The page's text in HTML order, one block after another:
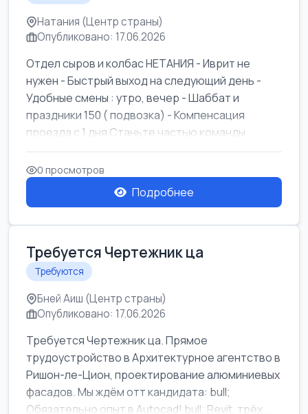
Натания (Центр страны)
Опубликовано: 17.06.2026
Отдел сыров и колбас НЕТАНИЯ - Иврит не
нужен - Быстрый выход на следующий день -
Удобные смены : утро, вечер - Шаббат и
праздники 150 ( подвозка) - Компенсация
проезда с 1 дня Станьте частью команды ...
0 просмотров
Подробнее
Требуется Чертежник ца
Требуются
Бней Аиш (Центр страны)
Опубликовано: 17.06.2026
Требуется Чертежник ца. Прямое
трудоустройство в Архитектурное агентство в
Ришон-ле-Цион, проектирование алюминиевых
фасадов. Мы ждём отт кандидата: bull;
Обязательно опыт в Autocad! bull; Revit, трёх...